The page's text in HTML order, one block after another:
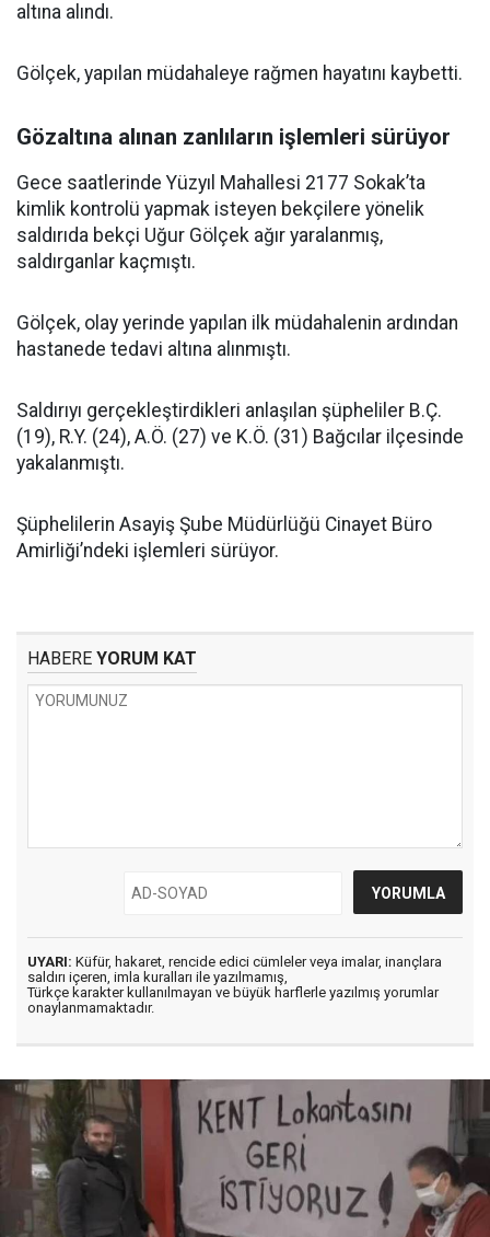
altına alındı.
Gölçek, yapılan müdahaleye rağmen hayatını kaybetti.
Gözaltına alınan zanlıların işlemleri sürüyor
Gece saatlerinde Yüzyıl Mahallesi 2177 Sokak’ta
kimlik kontrolü yapmak isteyen bekçilere yönelik
saldırıda bekçi Uğur Gölçek ağır yaralanmış,
saldırganlar kaçmıştı.
Gölçek, olay yerinde yapılan ilk müdahalenin ardından
hastanede tedavi altına alınmıştı.
Saldırıyı gerçekleştirdikleri anlaşılan şüpheliler B.Ç.
(19), R.Y. (24), A.Ö. (27) ve K.Ö. (31) Bağcılar ilçesinde
yakalanmıştı.
Şüphelilerin Asayiş Şube Müdürlüğü Cinayet Büro
Amirliği’ndeki işlemleri sürüyor.
HABERE YORUM KAT
UYARI: Küfür, hakaret, rencide edici cümleler veya imalar, inançlara
saldırı içeren, imla kuralları ile yazılmamış,
Türkçe karakter kullanılmayan ve büyük harflerle yazılmış yorumlar
onaylanmamaktadır.